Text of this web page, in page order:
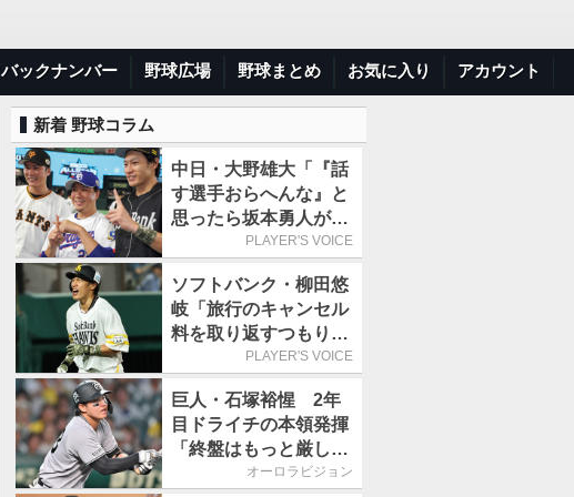
バックナンバー 野球広場 野球まとめ お気に入り アカウント
新着 野球コラム
中日・大野雄大「『話
す選手おらへんな』と
思ったら坂本勇人が来
た！」／オールスター
PLAYER'S VOICE
ソフトバンク・柳田悠
岐「旅行のキャンセル
料を取り返すつもりで
出場しました(笑)」／
PLAYER'S VOICE
巨人・石塚裕惺 2年
目ドライチの本領発揮
「終盤はもっと厳しい
戦いが続いていく。チ
オーロラビジョン